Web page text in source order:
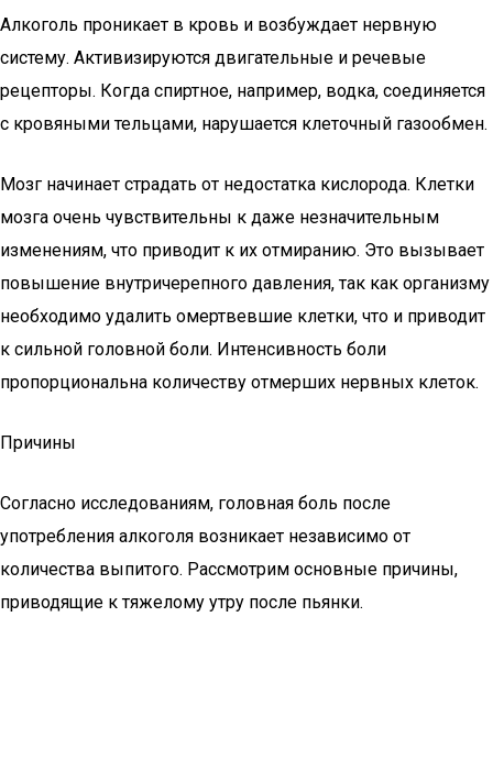
Алкоголь проникает в кровь и возбуждает нервную
систему. Активизируются двигательные и речевые
рецепторы. Когда спиртное, например, водка, соединяется
с кровяными тельцами, нарушается клеточный газообмен.
Мозг начинает страдать от недостатка кислорода. Клетки
мозга очень чувствительны к даже незначительным
изменениям, что приводит к их отмиранию. Это вызывает
повышение внутричерепного давления, так как организму
необходимо удалить омертвевшие клетки, что и приводит
к сильной головной боли. Интенсивность боли
пропорциональна количеству отмерших нервных клеток.
Причины
Согласно исследованиям, головная боль после
употребления алкоголя возникает независимо от
количества выпитого. Рассмотрим основные причины,
приводящие к тяжелому утру после пьянки.